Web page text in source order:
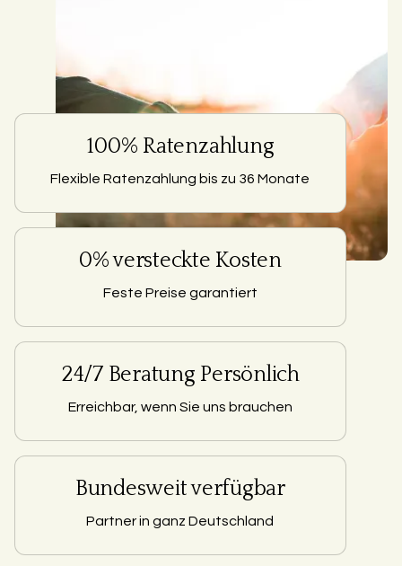
100% Ratenzahlung
Flexible Ratenzahlung bis zu 36 Monate
0% versteckte Kosten
Feste Preise garantiert
24/7 Beratung Persönlich
Erreichbar, wenn Sie uns brauchen
Bundesweit verfügbar
Partner in ganz Deutschland